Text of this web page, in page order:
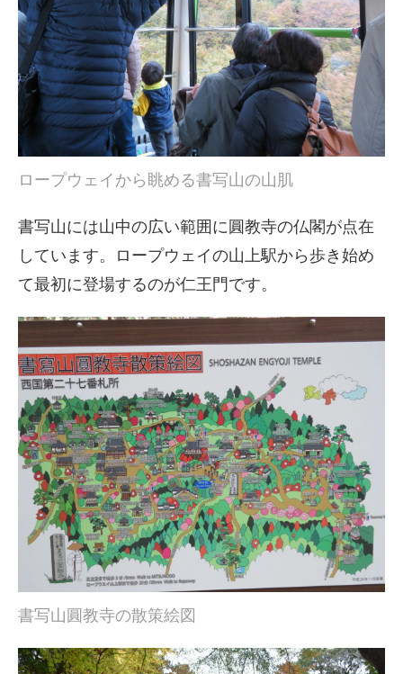
ロープウェイから眺める書写山の山肌
書写山には山中の広い範囲に圓教寺の仏閣が点在
しています。ロープウェイの山上駅から歩き始め
て最初に登場するのが仁王門です。
書写山圓教寺の散策絵図